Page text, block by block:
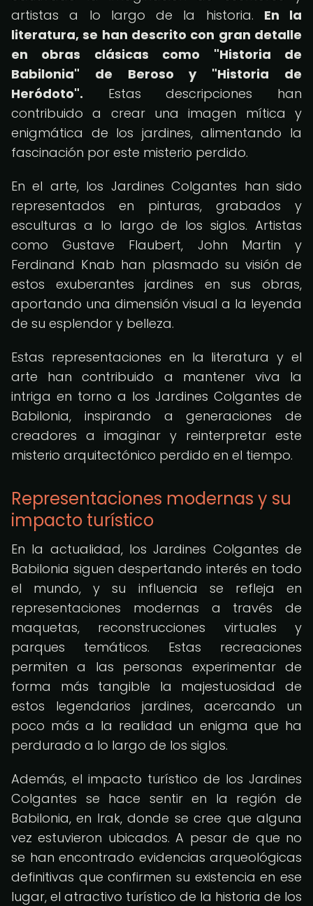
artistas a lo largo de la historia. En la
literatura, se han descrito con gran detalle
en obras clásicas como "Historia de
Babilonia" de Beroso y "Historia de
Heródoto". Estas descripciones han
contribuido a crear una imagen mítica y
enigmática de los jardines, alimentando la
fascinación por este misterio perdido.
En el arte, los Jardines Colgantes han sido
representados en pinturas, grabados y
esculturas a lo largo de los siglos. Artistas
como Gustave Flaubert, John Martin y
Ferdinand Knab han plasmado su visión de
estos exuberantes jardines en sus obras,
aportando una dimensión visual a la leyenda
de su esplendor y belleza.
Estas representaciones en la literatura y el
arte han contribuido a mantener viva la
intriga en torno a los Jardines Colgantes de
Babilonia, inspirando a generaciones de
creadores a imaginar y reinterpretar este
misterio arquitectónico perdido en el tiempo.
Representaciones modernas y su
impacto turístico
En la actualidad, los Jardines Colgantes de
Babilonia siguen despertando interés en todo
el mundo, y su influencia se refleja en
representaciones modernas a través de
maquetas, reconstrucciones virtuales y
parques temáticos. Estas recreaciones
permiten a las personas experimentar de
forma más tangible la majestuosidad de
estos legendarios jardines, acercando un
poco más a la realidad un enigma que ha
perdurado a lo largo de los siglos.
Además, el impacto turístico de los Jardines
Colgantes se hace sentir en la región de
Babilonia, en Irak, donde se cree que alguna
vez estuvieron ubicados. A pesar de que no
se han encontrado evidencias arqueológicas
definitivas que confirmen su existencia en ese
lugar, el atractivo turístico de la historia de los